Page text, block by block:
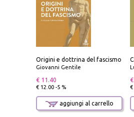
Origini e dottrina del fascismo
Giovanni Gentile
€ 11.40
€ 12.00 -5 %
aggiungi al carrello
€